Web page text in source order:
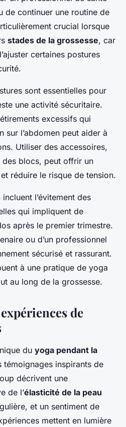
de continuer une routine de
crucial lorsque
stades de la grossesse, car
certaines postures
sont essentielles pour
une activité sécuritaire.
excessifs qui
sur l’abdomen peut aider à
Utiliser des accessoires,
blocs, peut offrir un
réduire le risque de tension.
incluent l’évitement des
qui impliquent de
après le premier trimestre.
ou d’un professionnel
sécurisé et rassurant.
à une pratique de yoga
au long de la grossesse.
de
du yoga pendant la
témoignages inspirants de
décrivent une
de l’élasticité de la peau
et un sentiment de
mettent en lumière